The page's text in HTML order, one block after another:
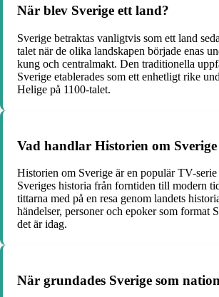
När blev Sverige ett land?
Sverige betraktas vanligtvis som ett land
talet när de olika landskapen började enas
kung och centralmakt. Den traditionella
Sverige etablerades som ett enhetligt rike
Helige på 1100-talet.
Vad handlar Historien om
Historien om Sverige är en populär TV-
Sveriges historia från forntiden till modern
tittarna med på en resa genom landets
händelser, personer och epoker som format
det är idag.
När grundades Sverige som